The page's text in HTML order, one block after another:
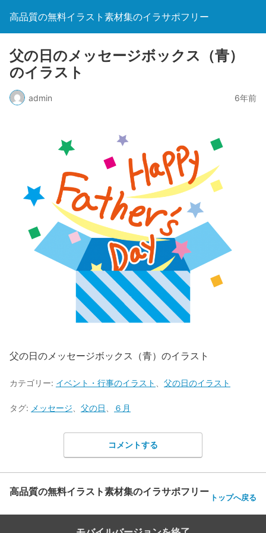
高品質の無料イラスト素材集のイラサポフリー
父の日のメッセージボックス（青）
のイラスト
admin 6年前
父の日のメッセージボックス（青）のイラスト
カテゴリー: イベント・行事のイラスト 父の日のイラスト
タグ: メッセージ 父の日 ６月
コメントする
高品質の無料イラスト素材集のイラサポフリー トップへ戻る